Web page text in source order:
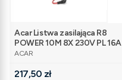
Acar Listwa zasilająca R8
POWER 10M 8X 230V PL 16A
PRODUCENT
ACAR
Cena
217,50 zł